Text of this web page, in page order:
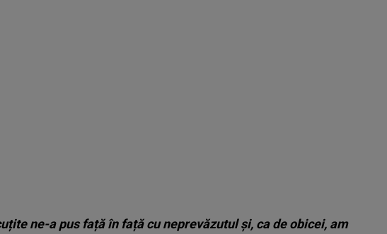
ne-a pus față în față cu neprevăzutul și, ca de obicei, am